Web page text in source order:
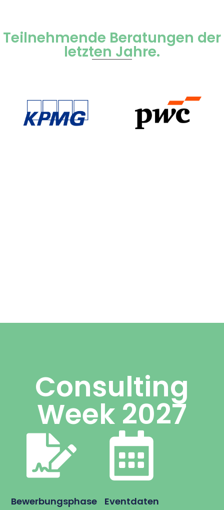
Teilnehmende Beratungen der
letzten Jahre.
Consulting
Week 2027
Bewerbungsphase Eventdaten